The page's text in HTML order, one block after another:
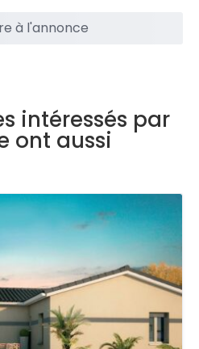
à l'annonce
intéressés par
ont aussi